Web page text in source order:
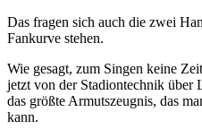
Das fragen sich auch die zwei
Fankurve stehen.
Wie gesagt, zum Singen keine
jetzt von der Stadiontechnik über
das größte Armutszeugnis, das
kann.